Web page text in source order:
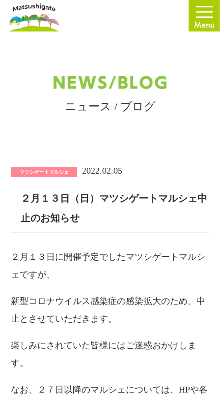
ニュース / ブログ
マツシゲートマルシェ 2022.02.05
２月１３日（日）マツシゲートマルシェ中
止のお知らせ
２月１３日に開催予定でしたマツシゲートマルシ
ェですが、
新型コロナウイルス感染症の感染拡大のため、中
止とさせていただきます。
楽しみにされていた皆様にはご迷惑おかけしま
す。
なお、２７日以降のマルシェについては、HPや各